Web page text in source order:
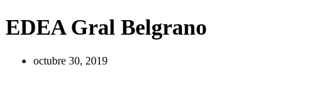
EDEA Gral Belgrano
octubre 30, 2019